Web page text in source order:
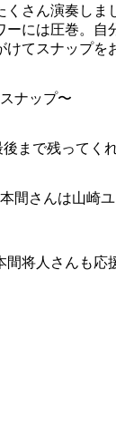
さん演奏しま
には圧巻。自
てスナップを
ナップ〜
まで残ってく
間さんは山崎
将人さんも応